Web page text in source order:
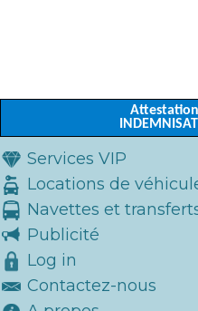
Services VIP
Locations de
Navettes et
Publicité
Log in
Contactez-nous